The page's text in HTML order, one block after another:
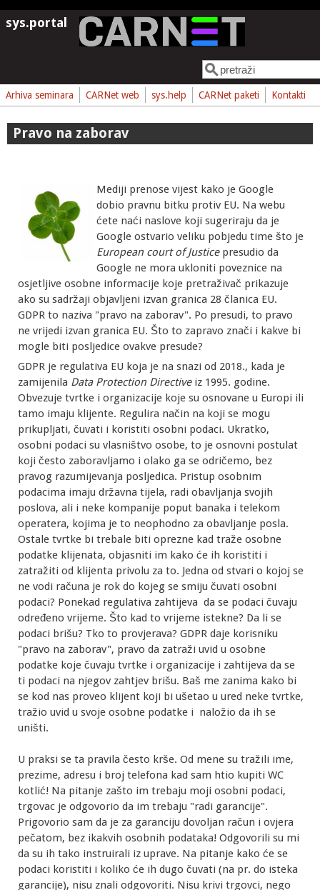
Skoči na glavni sadržaj
sys.portal
Obrazac pretrage
Pretraga
Arhiva seminara CARNet web sys.help CARNet paketi Kontakti
Pravo na zaborav
Mediji prenose vijest kako je Google
dobio pravnu bitku protiv EU. Na webu
ćete naći naslove koji sugeriraju da je
Google ostvario veliku pobjedu time što je
European court of Justicepresudio da
Google ne mora ukloniti poveznice na
osjetljive osobne informacije koje pretraživač prikazuje
ako su sadržaji objavljeni izvan granica 28 članica EU.
GDPR to naziva "pravo na zaborav". Po presudi, to pravo
ne vrijedi izvan granica EU. Što to zapravo znači i kakve bi
mogle biti posljedice ovakve presude?
GDPR je regulativa EU koja je na snazi od 2018., kada je
zamijenila Data Protection Directiveiz 1995. godine.
Obvezuje tvrtke i organizacije koje su osnovane u Europi ili
tamo imaju klijente. Regulira način na koji se mogu
prikupljati, čuvati i koristiti osobni podaci. Ukratko,
osobni podaci su vlasništvo osobe, to je osnovni postulat
koji često zaboravljamo i olako ga se odričemo, bez
pravog razumijevanja posljedica. Pristup osobnim
podacima imaju državna tijela, radi obavljanja svojih
poslova, ali i neke kompanije poput banaka i telekom
operatera, kojima je to neophodno za obavljanje posla.
Ostale tvrtke bi trebale biti oprezne kad traže osobne
podatke klijenata, objasniti im kako će ih koristiti i
zatražiti od klijenta privolu za to. Jedna od stvari o kojoj se
ne vodi računa je rok do kojeg se smiju čuvati osobni
podaci? Ponekad regulativa zahtijeva da se podaci čuvaju
određeno vrijeme. Što kad to vrijeme istekne? Da li se
podaci brišu? Tko to provjerava? GDPR daje korisniku
"pravo na zaborav", pravo da zatraži uvid u osobne
podatke koje čuvaju tvrtke i organizacije i zahtijeva da se
ti podaci na njegov zahtjev brišu. Baš me zanima kako bi
se kod nas proveo klijent koji bi ušetao u ured neke tvrtke,
tražio uvid u svoje osobne podatke i naložio da ih se
uništi.
U praksi se ta pravila često krše. Od mene su tražili ime,
prezime, adresu i broj telefona kad sam htio kupiti WC
kotlić! Na pitanje zašto im trebaju moji osobni podaci,
trgovac je odgovorio da im trebaju "radi garancije".
Prigovorio sam da je za garanciju dovoljan račun i ovjera
pečatom, bez ikakvih osobnih podataka! Odgovorili su mi
da su ih tako instruirali iz uprave. Na pitanje kako će se
podaci koristiti i koliko će ih dugo čuvati (na pr. do isteka
garancije), nisu znali odgovoriti. Nisu krivi trgovci, nego